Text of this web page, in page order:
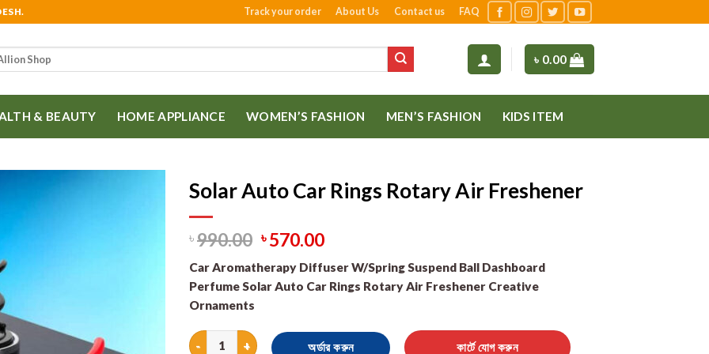
Track your order About Us Contact us FAQ
৳ 0.00
& BEAUTY HOME APPLIANCE WOMEN’S FASHION MEN’S FASHION KIDS ITEM
Solar Auto Car Rings Rotary Air Freshener
৳990.00 ৳570.00
Car Aromatherapy Diffuser W/Spring Suspend Ball Dashboard
Perfume Solar Auto Car Rings Rotary Air Freshener Creative
Ornaments
Solar Auto Car Rings Rotary Air Freshener quantity
অর্ডার করুন কার্টে যোগ করুন